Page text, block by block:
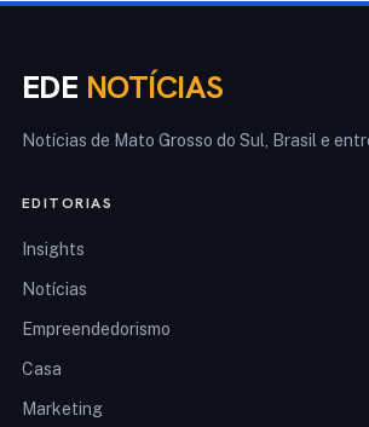
EDE NOTÍCIAS
Notícias de Mato Grosso do Sul, Brasil e
EDITORIAS
Insights
Notícias
Empreendedorismo
Casa
Marketing